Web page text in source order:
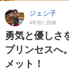
ジェシ子
4年前に投稿
勇気と優しさ
プリンセスへ
メット！